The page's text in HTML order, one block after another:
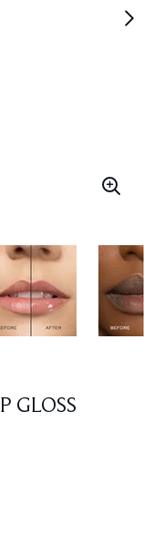
GLOSS